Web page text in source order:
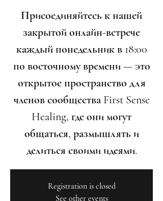
Присоединяйтесь к нашей
закрытой онлайн-встрече
каждый понедельник в 18:00
по восточному времени — это
открытое пространство для
членов сообщества First Sense
Healing, где они могут
общаться, размышлять и
делиться своими идеями.
Registration is closed
See other events